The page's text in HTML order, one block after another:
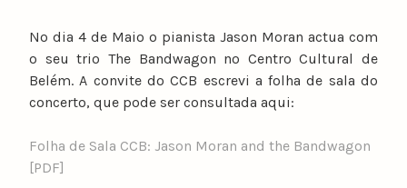
No dia 4 de Maio o pianista Jason Moran actua com
o seu trio The Bandwagon no Centro Cultural de
Belém. A convite do CCB escrevi a folha de sala do
concerto, que pode ser consultada aqui:
Folha de Sala CCB: Jason Moran and the Bandwagon
[PDF]